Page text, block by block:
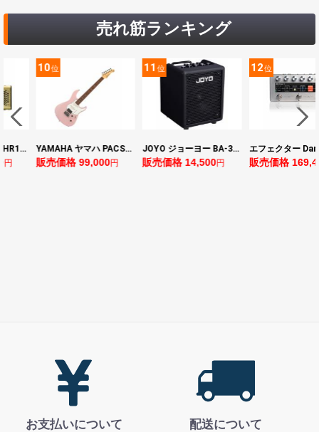
売れ筋ランキング
ヤマハ YAMAHA THR10II 小型ギターアンプ
位
YAMAHA ヤマハ PACS+12 ASP Pacifica Standard Plus パシフィカスタンダードプラス エレキギター
販売価格 99,000円
位
JOYO ジョーヨー BA-30 VIBE CUBE BLK 30W 小型ベースアンプ Bluetooth+OTGオーディオI/F搭載
販売価格 14,500円
位
販売価格 169,400円
お支払いについて 配送について